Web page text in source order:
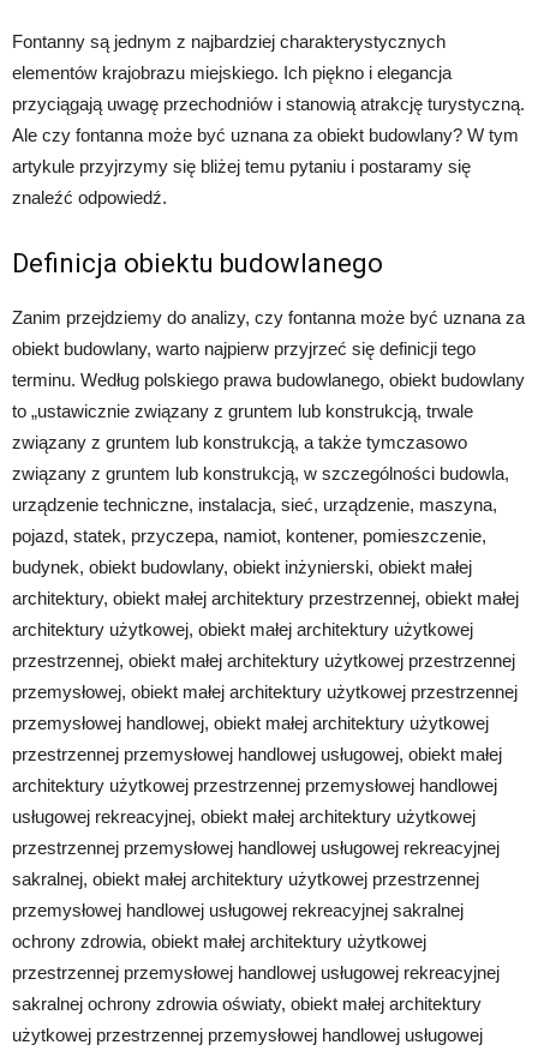
Fontanny są jednym z najbardziej charakterystycznych
elementów krajobrazu miejskiego. Ich piękno i elegancja
przyciągają uwagę przechodniów i stanowią atrakcję turystyczną.
Ale czy fontanna może być uznana za obiekt budowlany? W tym
artykule przyjrzymy się bliżej temu pytaniu i postaramy się
znaleźć odpowiedź.
Definicja obiektu budowlanego
Zanim przejdziemy do analizy, czy fontanna może być uznana za
obiekt budowlany, warto najpierw przyjrzeć się definicji tego
terminu. Według polskiego prawa budowlanego, obiekt budowlany
to „ustawicznie związany z gruntem lub konstrukcją, trwale
związany z gruntem lub konstrukcją, a także tymczasowo
związany z gruntem lub konstrukcją, w szczególności budowla,
urządzenie techniczne, instalacja, sieć, urządzenie, maszyna,
pojazd, statek, przyczepa, namiot, kontener, pomieszczenie,
budynek, obiekt budowlany, obiekt inżynierski, obiekt małej
architektury, obiekt małej architektury przestrzennej, obiekt małej
architektury użytkowej, obiekt małej architektury użytkowej
przestrzennej, obiekt małej architektury użytkowej przestrzennej
przemysłowej, obiekt małej architektury użytkowej przestrzennej
przemysłowej handlowej, obiekt małej architektury użytkowej
przestrzennej przemysłowej handlowej usługowej, obiekt małej
architektury użytkowej przestrzennej przemysłowej handlowej
usługowej rekreacyjnej, obiekt małej architektury użytkowej
przestrzennej przemysłowej handlowej usługowej rekreacyjnej
sakralnej, obiekt małej architektury użytkowej przestrzennej
przemysłowej handlowej usługowej rekreacyjnej sakralnej
ochrony zdrowia, obiekt małej architektury użytkowej
przestrzennej przemysłowej handlowej usługowej rekreacyjnej
sakralnej ochrony zdrowia oświaty, obiekt małej architektury
użytkowej przestrzennej przemysłowej handlowej usługowej